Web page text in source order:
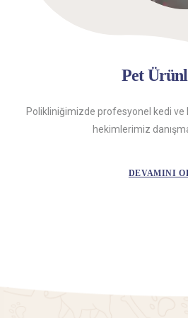
Pet
Polikliniğimizde profesyonel kedi
hekimlerimiz
DEVAMINI